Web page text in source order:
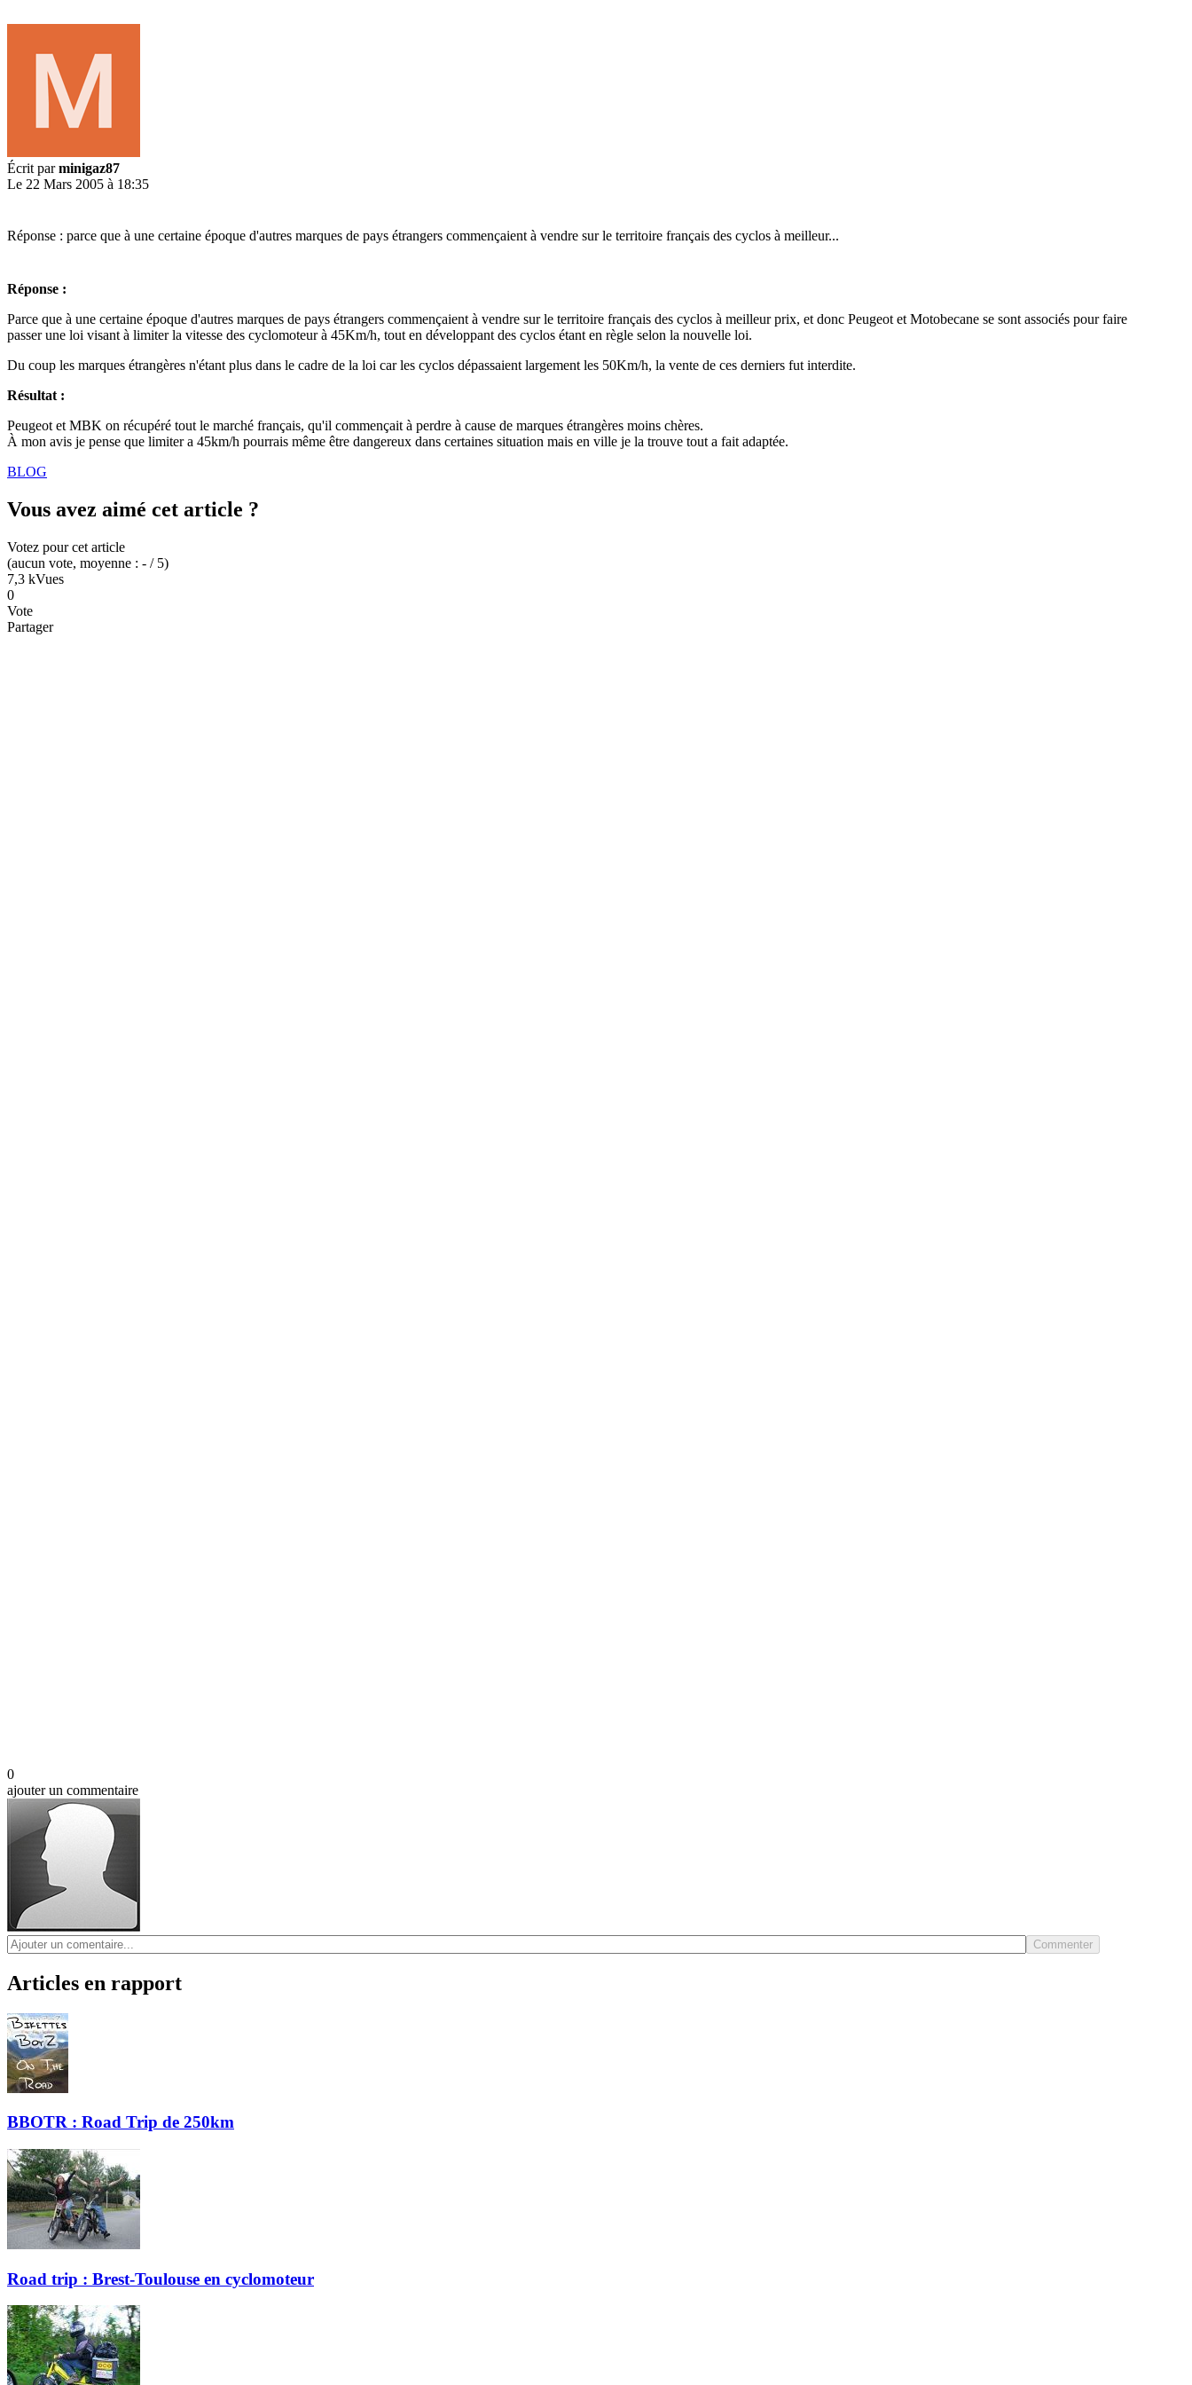
Écrit parminigaz87
Le 22 Mars 2005 à 18:35
Réponse : parce que à une certaine époque d'autres marques de pays étrangers commençaient à vendre sur le territoire français des cyclos à meilleur...
Réponse :
Parce que à une certaine époque d'autres marques de pays étrangers commençaient à vendre sur le territoire français des cyclos à meilleur prix, et donc Peugeot et Motobecane se sont associés pour faire
passer une loi visant à limiter la vitesse des cyclomoteur à 45Km/h, tout en développant des cyclos étant en règle selon la nouvelle loi.
Du coup les marques étrangères n'étant plus dans le cadre de la loi car les cyclos dépassaient largement les 50Km/h, la vente de ces derniers fut interdite.
Résultat :
Peugeot et MBK on récupéré tout le marché français, qu'il commençait à perdre à cause de marques étrangères moins chères.
À mon avis je pense que limiter a 45km/h pourrais même être dangereux dans certaines situation mais en ville je la trouve tout a fait adaptée.
BLOG
Vous avez aimé cet article ?
Votez pour cet article
(aucun vote, moyenne : - / 5)
7,3 kVues
0
Vote
Partager
0
ajouter un commentaire
Commenter
Articles en rapport
BBOTR : Road Trip de 250km
Road trip : Brest-Toulouse en cyclomoteur